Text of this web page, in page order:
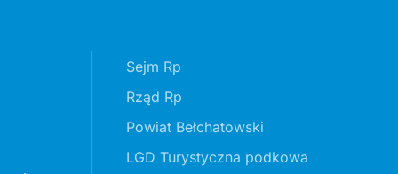
Sejm Rp
Rząd Rp
Powiat Bełchatowski
LGD Turystyczna podkowa